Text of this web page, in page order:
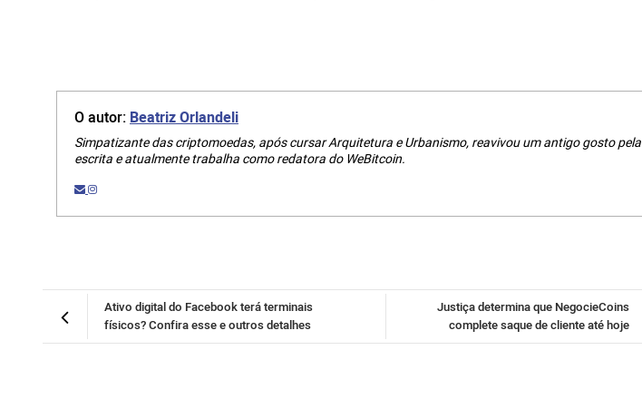
O autor:Beatriz Orlandeli
Simpatizante das criptomoedas, após cursar Arquitetura e Urbanismo, reavivou um antigo gosto pela
escrita e atualmente trabalha como redatora do WeBitcoin.
Justiça determina que NegocieCoins
complete saque de cliente até hoje
Ativo digital do Facebook terá terminais
físicos? Confira esse e outros detalhes